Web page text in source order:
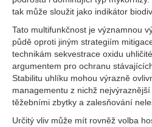
tak může sloužit jako indikátor
Tato multifunkčnost je významnou
půdě oproti jiným strategiím
technikám sekvestrace oxidu
argumentem pro ochranu
Stabilitu uhlíku mohou výrazně
managementu z nichž
těžebními zbytky a zalesňování
Určitý vliv může mít rovněž volba